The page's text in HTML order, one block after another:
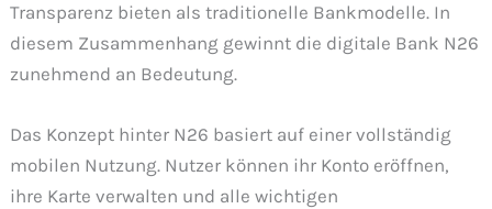
Transparenz bieten als traditionelle Bankmodelle. In
diesem Zusammenhang gewinnt die digitale Bank N26
zunehmend an Bedeutung.
Das Konzept hinter N26 basiert auf einer vollständig
mobilen Nutzung. Nutzer können ihr Konto eröffnen,
ihre Karte verwalten und alle wichtigen